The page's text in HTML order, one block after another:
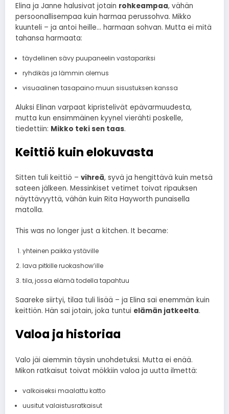
Elina ja Janne halusivat jotain rohkeampaa, vähän
persoonallisempaa kuin harmaa perussohva. Mikko
kuunteli – ja antoi heille… harmaan sohvan. Mutta ei mitä
tahansa harmaata:
täydellinen sävy puupaneelin vastapariksi
ryhdikäs ja lämmin olemus
visuaalinen tasapaino muun sisustuksen kanssa
Aluksi Elinan varpaat kipristelivät epävarmuudesta,
mutta kun ensimmäinen kyynel vierähti poskelle,
tiedettiin: Mikko teki sen taas.
Keittiö kuin elokuvasta
Sitten tuli keittiö – vihreä, syvä ja hengittävä kuin metsä
sateen jälkeen. Messinkiset vetimet toivat ripauksen
näyttävyyttä, vähän kuin Rita Hayworth punaisella
matolla.
This was no longer just a kitchen. It became:
yhteinen paikka ystäville
lava pitkille ruokashow’ille
tila, jossa elämä todella tapahtuu
Saareke siirtyi, tilaa tuli lisää – ja Elina sai enemmän kuin
keittiön. Hän sai jotain, joka tuntui elämän jatkeelta.
Valoa ja historiaa
Valo jäi aiemmin täysin unohdetuksi. Mutta ei enää.
Mikon ratkaisut toivat mökkiin valoa ja uutta ilmettä:
valkoiseksi maalattu katto
uusitut valaistusratkaisut